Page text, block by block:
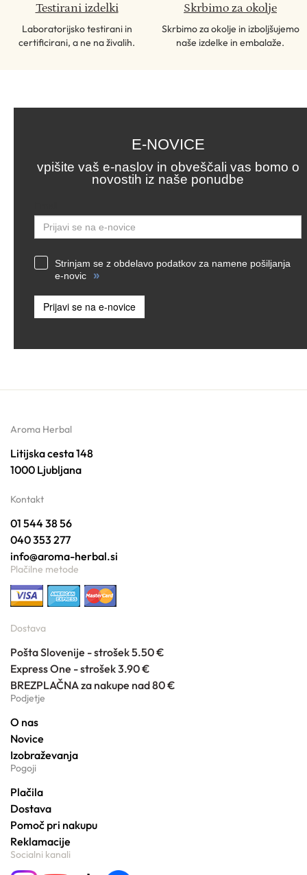
Testirani izdelki
Laboratorijsko testirani in
certificirani, a ne na živalih.
Skrbimo za okolje
Skrbimo za okolje in izboljšujemo
naše izdelke in embalaže.
E-NOVICE
vpišite vaš e-naslov in obveščali vas bomo o
novostih iz naše ponudbe
Strinjam se z obdelavo podatkov za namene pošiljanja
e-novic
»
Prijavi se na e-novice
Aroma Herbal
Litijska cesta 148
1000 Ljubljana
Kontakt
01 544 38 56
040 353 277
info@aroma-herbal.si
Plačilne metode
Dostava
Pošta Slovenije - strošek 5.50 €
Express One - strošek 3.90 €
BREZPLAČNA za nakupe nad 80 €
Podjetje
O nas
Novice
Izobraževanja
Pogoji
Plačila
Dostava
Pomoč pri nakupu
Reklamacije
Socialni kanali